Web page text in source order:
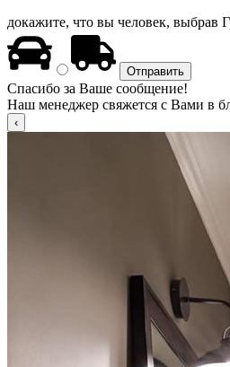
докажите, что вы человек, выбрав
Спасибо за Ваше сообщение!
Наш менеджер свяжется с Вами в